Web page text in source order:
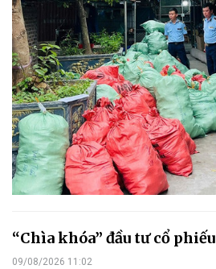
“Chìa khóa” đầu tư cổ phiếu
09/08/2026 11:02